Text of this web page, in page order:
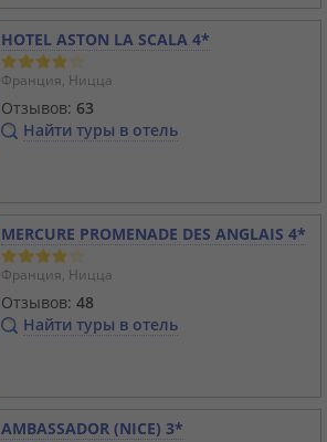
HOTEL ASTON LA SCALA 4*
Франция, Ницца
Отзывов: 63
Найти туры в отель
MERCURE PROMENADE DES ANGLAIS 4*
Франция, Ницца
Отзывов: 48
Найти туры в отель
AMBASSADOR (NICE) 3*